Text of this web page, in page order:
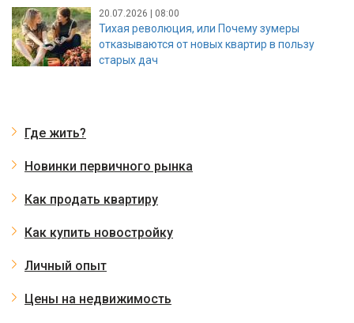
20.07.2026 | 08:00
Тихая революция, или Почему зумеры
отказываются от новых квартир в пользу
старых дач
Где жить?
Новинки первичного рынка
Как продать квартиру
Как купить новостройку
Личный опыт
Цены на недвижимость